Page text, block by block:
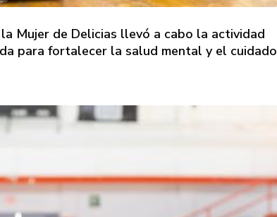
Mujer de Delicias llevó a cabo la actividad
para fortalecer la salud mental y el cuidado